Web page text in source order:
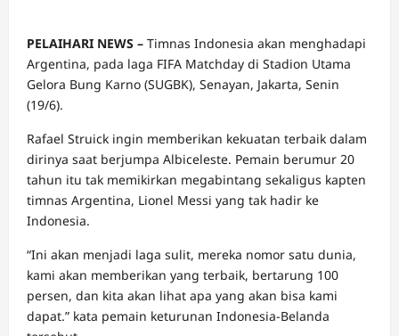
PELAIHARI NEWS – Timnas Indonesia akan menghadapi
Argentina, pada laga FIFA Matchday di Stadion Utama
Gelora Bung Karno (SUGBK), Senayan, Jakarta, Senin
(19/6).
Rafael Struick ingin memberikan kekuatan terbaik dalam
dirinya saat berjumpa Albiceleste. Pemain berumur 20
tahun itu tak memikirkan megabintang sekaligus kapten
timnas Argentina, Lionel Messi yang tak hadir ke
Indonesia.
“Ini akan menjadi laga sulit, mereka nomor satu dunia,
kami akan memberikan yang terbaik, bertarung 100
persen, dan kita akan lihat apa yang akan bisa kami
dapat.” kata pemain keturunan Indonesia-Belanda